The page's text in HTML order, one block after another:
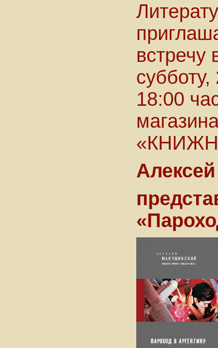
встречу
субботу,
18:00